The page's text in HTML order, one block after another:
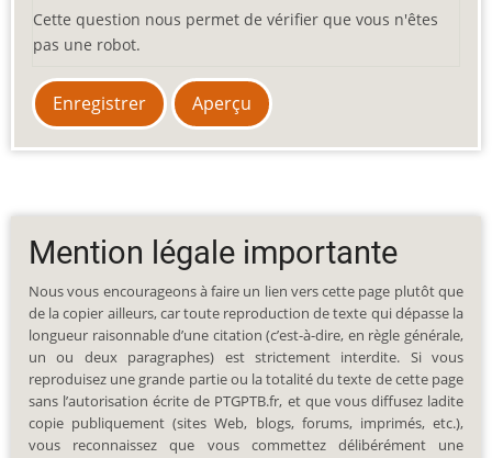
Cette question nous permet de vérifier que vous n'êtes
pas une robot.
Mention légale importante
Nous vous encourageons à faire un lien vers cette page plutôt que
de la copier ailleurs, car toute reproduction de texte qui dépasse la
longueur raisonnable d’une citation (c’est-à-dire, en règle générale,
un ou deux paragraphes) est strictement interdite. Si vous
reproduisez une grande partie ou la totalité du texte de cette page
sans l’autorisation écrite de PTGPTB.fr, et que vous diffusez ladite
copie publiquement (sites Web, blogs, forums, imprimés, etc.),
vous reconnaissez que vous commettez délibérément une